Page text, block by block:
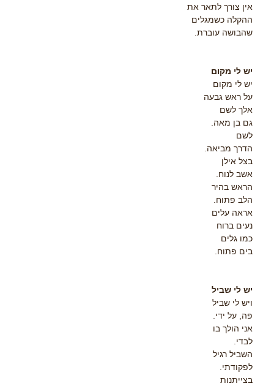
אין צורך לתאר את
ההקלה כשמגלים
שהבושה עוברת.
יש לי מקום
יש לי מקום
על ראש גבעה
אלך לשם
גם בן מאה.
לשם
הדרך מביאה.
בצל אילן
אשב לנוח.
הראש בהיר
הלב פתוח.
אראה עלים
נעים ברוח
כמו גלים
בים פתוח.
יש לי שביל
ויש לי שביל
פה, על ידי.
אני הולך בו
לבדי.
השביל רגיל
לפקודתי.
בצייתנות